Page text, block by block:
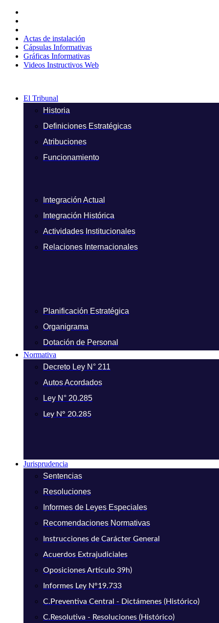
contenido
Actas de instalación
Cápsulas Informativas
Gráficas Informativas
Videos Instructivos Web
El Tribunal
Historia
Definiciones Estratégicas
Atribuciones
Funcionamiento
Integración Actual
Integración Histórica
Actividades Institucionales
Relaciones Internacionales
Planificación Estratégica
Organigrama
Dotación de Personal
Normativa
Decreto Ley N° 211
Autos Acordados
Ley N° 20.285
Ley N° 20.285
Jurisprudencia
Sentencias
Resoluciones
Informes de Leyes Especiales
Recomendaciones Normativas
Instrucciones de Carácter General
Acuerdos Extrajudiciales
Oposiciones Artículo 39h)
Informes Ley N°19.733
C.Preventiva Central - Dictámenes (Histórico)
C.Resolutiva - Resoluciones (Histórico)